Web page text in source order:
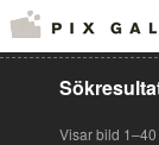
Visar bild